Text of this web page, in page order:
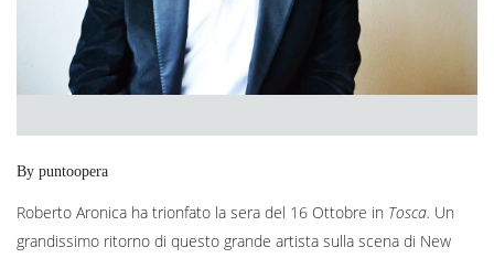
By puntoopera
Roberto Aronica ha trionfato la sera del 16 Ottobre in Tosca. Un
grandissimo ritorno di questo grande artista sulla scena di New